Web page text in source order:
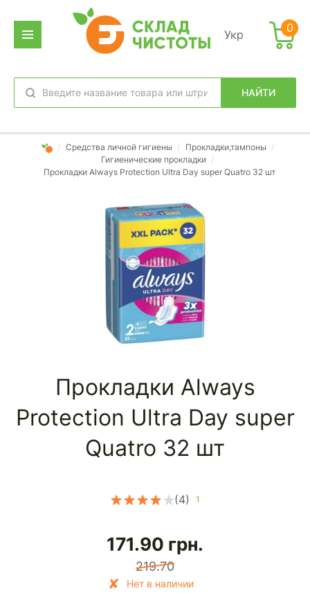
Укр
НАЙТИ
избранное вход
0
/ Средства личной гигиены / Прокладки,тампоны /
Гигиенические прокладки /
Прокладки Always Protection Ultra Day super Quatro 32 шт
Прокладки Always
Protection Ultra Day super
Quatro 32 шт
(4) 1
171.90 грн.
219.70
Нет в наличии